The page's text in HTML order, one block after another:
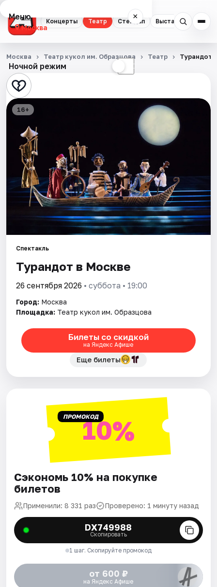
Концерты Театр Стендап Выставки
Меню ×
Москва
Концерты
Театр
Стендап
Квесты
Экскурсии
Спорт
События
Площадки
Артисты
Рейтинги
Ночной режим ☾
Москва Театр кукол им. Образцова Театр Турандот
16+
Спектакль
Турандот в Москве
26 сентября 2026 • суббота • 19:00
Город: Москва
Площадка: Театр кукол им. Образцова
Билеты со скидкой
на Яндекс Афише
Еще билеты
ПРОМОКОД10%
Сэкономь 10% на покупке
билетов
Применили: 8 331 раз Проверено: 1 минуту назад
DX749988
Скопировать
1 шаг. Скопируйте промокод
от 600 ₽
на Яндекс Афише